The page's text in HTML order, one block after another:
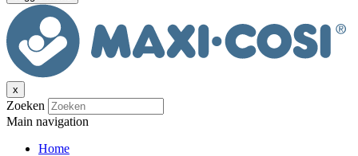
x
Zoeken
Main navigation
Home